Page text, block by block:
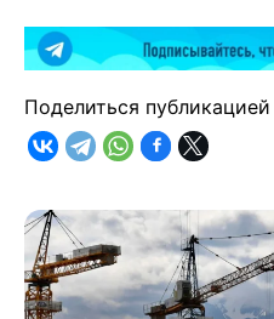
Поделиться публикацией